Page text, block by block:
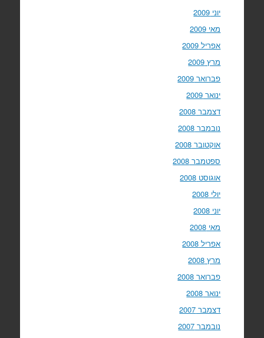
יוני 2009
מאי 2009
אפריל 2009
מרץ 2009
פברואר 2009
ינואר 2009
דצמבר 2008
נובמבר 2008
אוקטובר 2008
ספטמבר 2008
אוגוסט 2008
יולי 2008
יוני 2008
מאי 2008
אפריל 2008
מרץ 2008
פברואר 2008
ינואר 2008
דצמבר 2007
נובמבר 2007